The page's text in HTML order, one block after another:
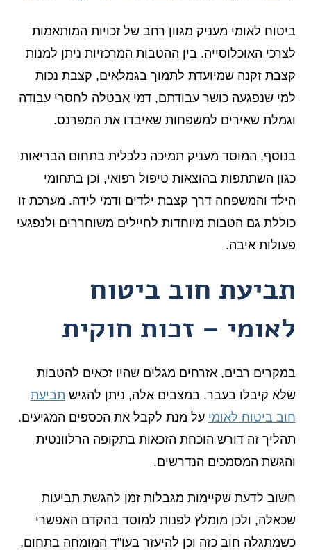
ביטוח לאומי מעניק מגוון רחב של זכויות המותאמות
לצרכי האוכלוסייה. בין ההטבות המרכזיות ניתן למנות
קצבת זקנה שמיועדת לתמוך בגמלאים, קצבת נכות
למי שנפגעה כושר עבודתם, דמי אבטלה לחסרי עבודה
וגמלת שאירים למשפחות שאיבדו את המפרנס.
בנוסף, המוסד מעניק תמיכה כלכלית בתחום הבריאות
כגון השתתפות בהוצאות טיפול רפואי, וכן בתחומי
הילד והמשפחה דרך קצבת ילדים ודמי לידה. מערכת זו
כוללת גם הטבות מיוחדות לחיילים משוחררים ולנפגעי
פעולות איבה.
תביעת חוב ביטוח
לאומי – זכות חוקית
במקרים רבים, אזרחים מגלים שהיו זכאים להטבות
שלא קיבלו בעבר. במצבים אלה, ניתן להגיש תביעת
חוב ביטוח לאומי על מנת לקבל את הכספים המגיעים.
תהליך זה דורש הוכחת הזכאות בתקופה הרלוונטית
והגשת המסמכים הנדרשים.
חשוב לדעת שקיימות מגבלות זמן להגשת תביעות
שכאלה, ולכן מומלץ לפנות למוסד בהקדם האפשרי
כשמתגלה חוב כזה וכן להיעזר בעו"ד המומחה בתחום,